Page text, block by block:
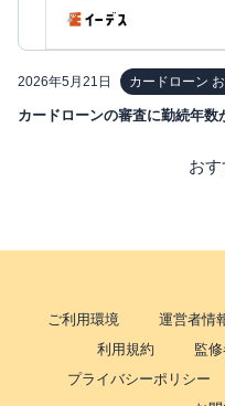
2026年5月21日 カードローン
カードローンの審査に勤続年
お
ご利用環境 運営者情
利用規約
監
プライバシーポリシー